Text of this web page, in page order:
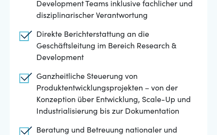
Development Teams inklusive fachlicher und
disziplinarischer Verantwortung
Direkte Berichterstattung an die
Geschäftsleitung im Bereich Research &
Development
Ganzheitliche Steuerung von
Produktentwicklungsprojekten – von der
Konzeption über Entwicklung, Scale-Up und
Industrialisierung bis zur Dokumentation
Beratung und Betreuung nationaler und